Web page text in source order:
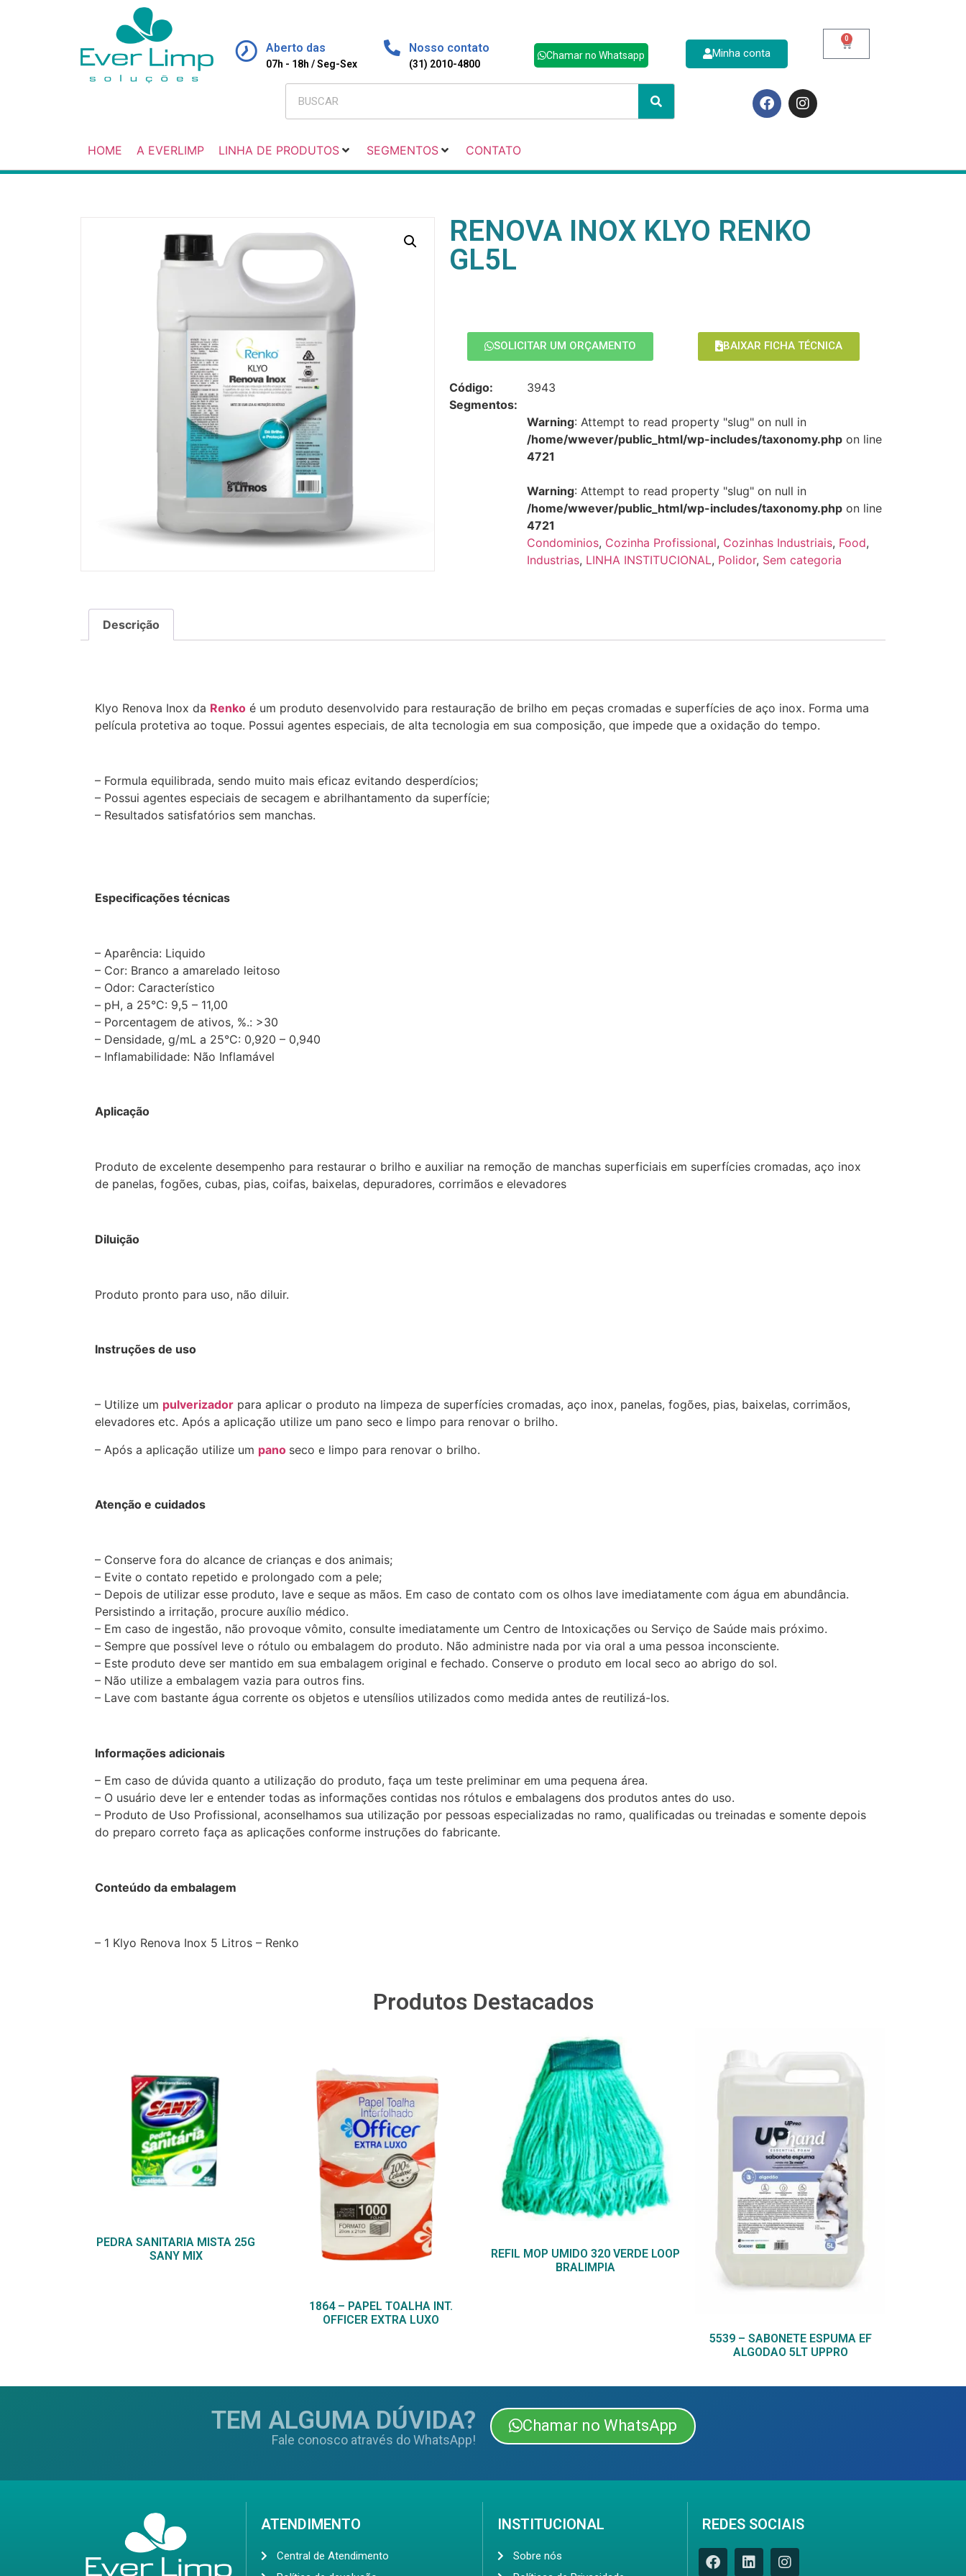
Aberto das
07h - 18h / Seg-Sex
Nosso contato
(31) 2010-4800
Chamar no Whatsapp Minha conta
0
HOME A EVERLIMP LINHA DE PRODUTOS SEGMENTOS CONTATO
RENOVA INOX KLYO RENKO
GL5L
SOLICITAR UM ORÇAMENTO BAIXAR FICHA TÉCNICA
Código:
3943
Segmentos:
Warning: Attempt to read property "slug" on null in
/home/wwever/public_html/wp-includes/taxonomy.php on line
4721
Warning: Attempt to read property "slug" on null in
/home/wwever/public_html/wp-includes/taxonomy.php on line
4721
Condominios, Cozinha Profissional, Cozinhas Industriais, Food,
Industrias, LINHA INSTITUCIONAL, Polidor, Sem categoria
Descrição
Klyo Renova Inox da Renko é um produto desenvolvido para restauração de brilho em peças cromadas e superfícies de aço inox. Forma uma
película protetiva ao toque. Possui agentes especiais, de alta tecnologia em sua composição, que impede que a oxidação do tempo.
– Formula equilibrada, sendo muito mais eficaz evitando desperdícios;
– Possui agentes especiais de secagem e abrilhantamento da superfície;
– Resultados satisfatórios sem manchas.
Especificações técnicas
– Aparência: Liquido
– Cor: Branco a amarelado leitoso
– Odor: Característico
– pH, a 25°C: 9,5 – 11,00
– Porcentagem de ativos, %.: >30
– Densidade, g/mL a 25°C: 0,920 – 0,940
– Inflamabilidade: Não Inflamável
Aplicação
Produto de excelente desempenho para restaurar o brilho e auxiliar na remoção de manchas superficiais em superfícies cromadas, aço inox
de panelas, fogões, cubas, pias, coifas, baixelas, depuradores, corrimãos e elevadores
Diluição
Produto pronto para uso, não diluir.
Instruções de uso
– Utilize um pulverizador para aplicar o produto na limpeza de superfícies cromadas, aço inox, panelas, fogões, pias, baixelas, corrimãos,
elevadores etc. Após a aplicação utilize um pano seco e limpo para renovar o brilho.
– Após a aplicação utilize um pano seco e limpo para renovar o brilho.
Atenção e cuidados
– Conserve fora do alcance de crianças e dos animais;
– Evite o contato repetido e prolongado com a pele;
– Depois de utilizar esse produto, lave e seque as mãos. Em caso de contato com os olhos lave imediatamente com água em abundância.
Persistindo a irritação, procure auxílio médico.
– Em caso de ingestão, não provoque vômito, consulte imediatamente um Centro de Intoxicações ou Serviço de Saúde mais próximo.
– Sempre que possível leve o rótulo ou embalagem do produto. Não administre nada por via oral a uma pessoa inconsciente.
– Este produto deve ser mantido em sua embalagem original e fechado. Conserve o produto em local seco ao abrigo do sol.
– Não utilize a embalagem vazia para outros fins.
– Lave com bastante água corrente os objetos e utensílios utilizados como medida antes de reutilizá-los.
Informações adicionais
– Em caso de dúvida quanto a utilização do produto, faça um teste preliminar em uma pequena área.
– O usuário deve ler e entender todas as informações contidas nos rótulos e embalagens dos produtos antes do uso.
– Produto de Uso Profissional, aconselhamos sua utilização por pessoas especializadas no ramo, qualificadas ou treinadas e somente depois
do preparo correto faça as aplicações conforme instruções do fabricante.
Conteúdo da embalagem
– 1 Klyo Renova Inox 5 Litros – Renko
Produtos Destacados
PEDRA SANITARIA MISTA 25G
SANY MIX
1864 – PAPEL TOALHA INT.
OFFICER EXTRA LUXO
REFIL MOP UMIDO 320 VERDE LOOP
BRALIMPIA
5539 – SABONETE ESPUMA EF
ALGODAO 5LT UPPRO
TEM ALGUMA DÚVIDA?
Fale conosco através do WhatsApp!
Chamar no WhatsApp
ATENDIMENTO
Central de Atendimento
INSTITUCIONAL
Sobre nós
REDES SOCIAIS